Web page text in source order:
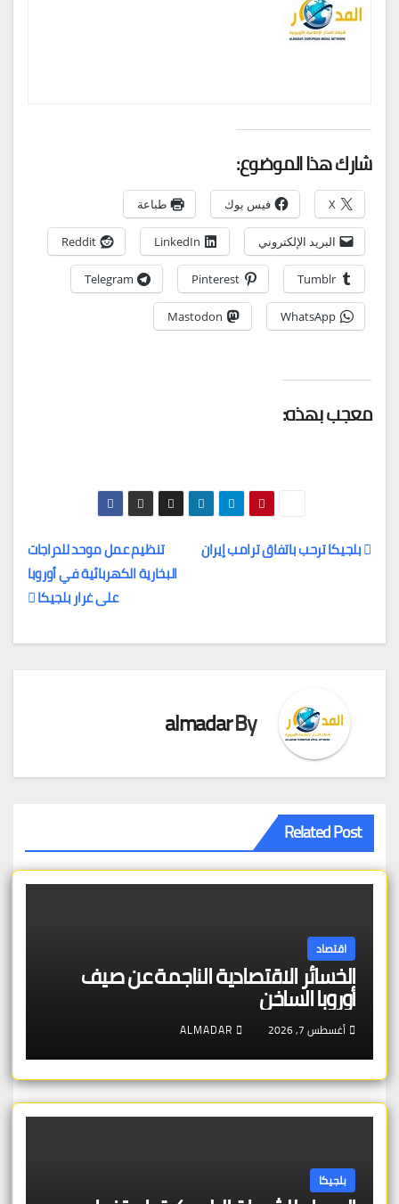
شارك هذا الموضوع:
X فيس بوك طباعة
البريد الإلكتروني LinkedIn
Reddit
Tumblr
Pinterest
Telegram
WhatsApp
Mastodon
معجب بهذه:
تنظيم عمل موحد للدراجات
البخارية الكهربائية في أوروبا
على غرار بلجيكا
بلجيكا ترحب باتفاق ترامب إيران
By
almadar
Related Post
اقتصاد
الخسائر الاقتصادية الناجمة عن صيف
أوروبا الساخن
أغسطس 7, 2026 ALMADAR
بلجيكا